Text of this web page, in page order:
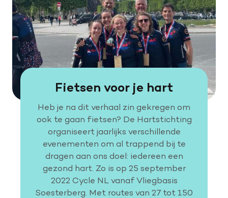
Fietsen voor je hart
Heb je na dit verhaal zin gekregen om
ook te gaan fietsen? De Hartstichting
organiseert jaarlijks verschillende
evenementen om al trappend bij te
dragen aan ons doel: iedereen een
gezond hart. Zo is op 25 september
2022 Cycle NL vanaf Vliegbasis
Soesterberg. Met routes van 27 tot 150